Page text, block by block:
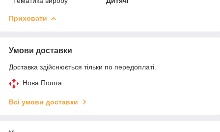
Приховати
Умови доставки
Доставка здійснюється тільки по передоплаті.
Нова Пошта
Всі умови доставки